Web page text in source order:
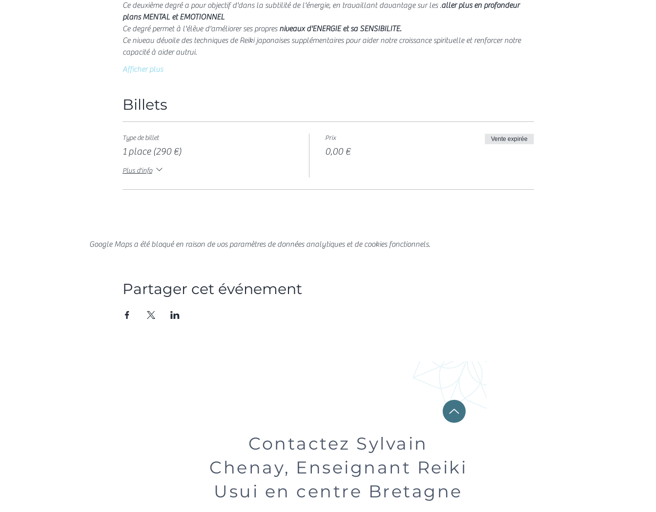
Ce deuxième degré a pour objectif d'dans la subtilité de l'énergie, en travaillant davantage sur les .aller plus en profondeur
plans MENTAL et EMOTIONNEL
Ce degré permet à l'élève d'améliorer ses propres niveaux d'ENERGIE et sa SENSIBILITE.
Ce niveau dévoile des techniques de Reiki japonaises supplémentaires pour aider notre croissance spirituelle et renforcer notre
capacité à aider autrui.
Afficher plus
Billets
Type de billet
1 place (290 €)
Plus d'info
Prix
0,00 €
Vente expirée
Google Maps a été bloqué en raison de vos paramètres de données analytiques et de cookies fonctionnels.
Partager cet événement
Contactez Sylvain
Chenay, Enseignant Reiki
Usui en centre Bretagne